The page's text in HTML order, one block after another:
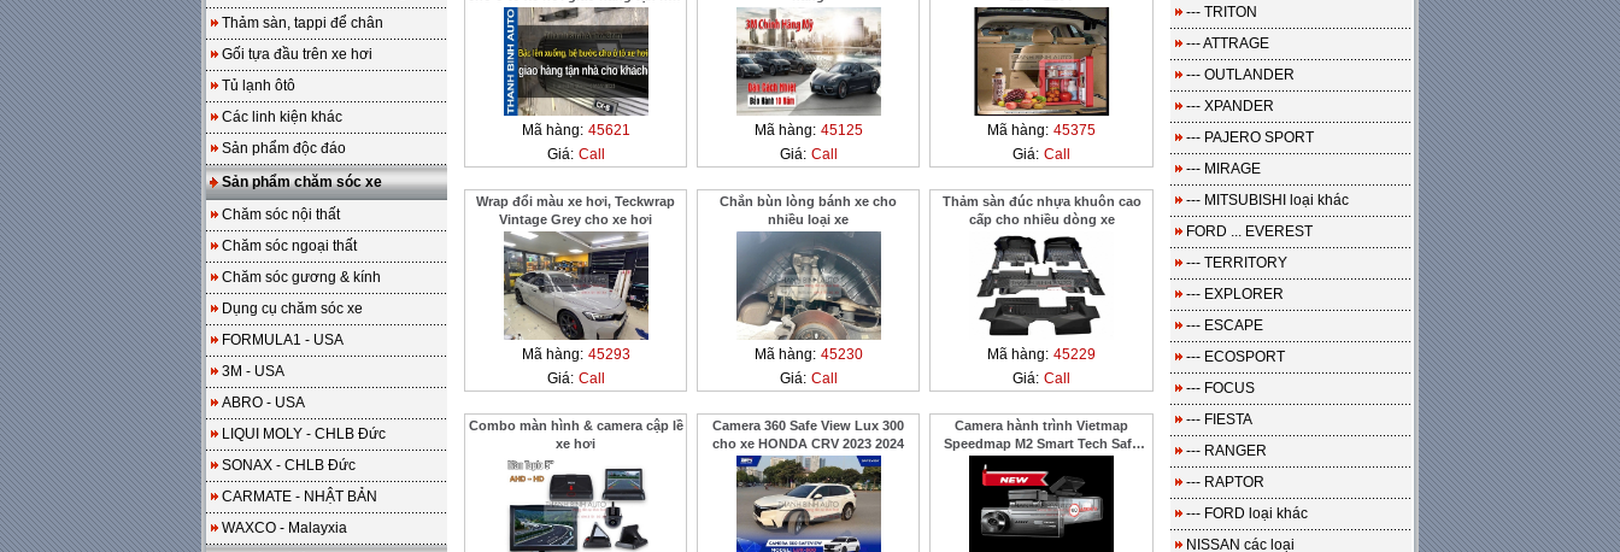
Thảm sàn, tappi để chân
Gối tựa đầu trên xe hơi
Tủ lạnh ôtô
Các linh kiện khác
Sản phẩm độc đáo
Sản phẩm chăm sóc xe
Chăm sóc nội thất
Chăm sóc ngoại thất
Chăm sóc gương & kính
Dụng cụ chăm sóc xe
FORMULA1 - USA
3M - USA
ABRO - USA
LIQUI MOLY - CHLB Đức
SONAX - CHLB Đức
CARMATE - NHẬT BẢN
WAXCO - Malayxia
cho khách ở xa ThanhBinhAuto
Mã hàng: 45621
Giá: Call
Mã hàng: 45125
Giá: Call
Mã hàng: 45375
Giá: Call
Wrap đổi màu xe hơi, Teckwrap
Vintage Grey cho xe hơi
Mã hàng: 45293
Giá: Call
Chắn bùn lòng bánh xe cho
nhiều loại xe
Mã hàng: 45230
Giá: Call
Thảm sàn đúc nhựa khuôn cao
cấp cho nhiều dòng xe
Mã hàng: 45229
Giá: Call
Combo màn hình & camera cập lề
xe hơi
Camera 360 Safe View Lux 300
cho xe HONDA CRV 2023 2024
Camera hành trình Vietmap
Speedmap M2 Smart Tech Safe
--- TRITON
--- ATTRAGE
--- OUTLANDER
--- XPANDER
--- PAJERO SPORT
--- MIRAGE
--- MITSUBISHI loại khác
FORD ... EVEREST
--- TERRITORY
--- EXPLORER
--- ESCAPE
--- ECOSPORT
--- FOCUS
--- FIESTA
--- RANGER
--- RAPTOR
--- FORD loại khác
NISSAN các loại